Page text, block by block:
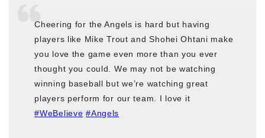
Cheering for the Angels is hard but having
players like Mike Trout and Shohei Ohtani make
you love the game even more than you ever
thought you could. We may not be watching
winning baseball but we’re watching great
players perform for our team. I love it
#WeBelieve #Angels